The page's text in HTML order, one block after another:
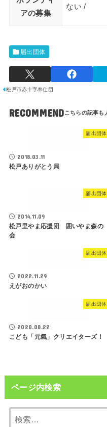
アの募集
ない /
届出団体
松戸市赤十字奉仕団
RECOMMEND
届出団体
2018.03.11
松戸ありがとう局
届出団体
2014.11.09
松戸里やま応援団 囲いやま森の
会
届出団体
2022.11.29
えがおのかい
届出団体
2020.08.22
こども「元氣」クリエイターズ！
ページ内検索